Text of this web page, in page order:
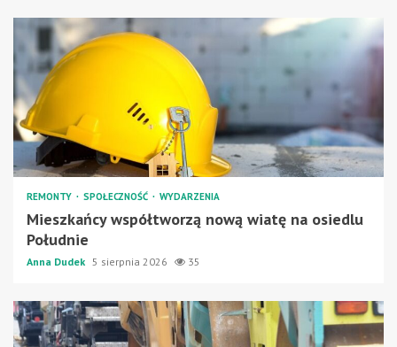
REMONTY SPOŁECZNOŚĆ WYDARZENIA
Mieszkańcy współtworzą nową wiatę na osiedlu
Południe
Anna Dudek 5 sierpnia 2026 35